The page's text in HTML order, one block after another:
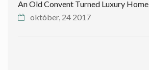
An Old Convent Turned Luxury Home
október, 24 2017